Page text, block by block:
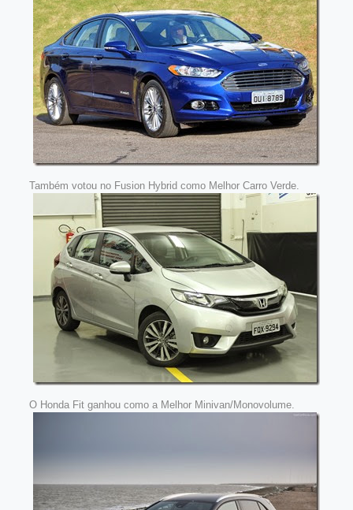
Também votou no Fusion Hybrid como Melhor Carro Verde.
O Honda Fit ganhou como a Melhor Minivan/Monovolume.